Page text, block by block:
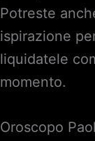
Potreste
ispirazione
liquidatele
momento.
Oroscopo